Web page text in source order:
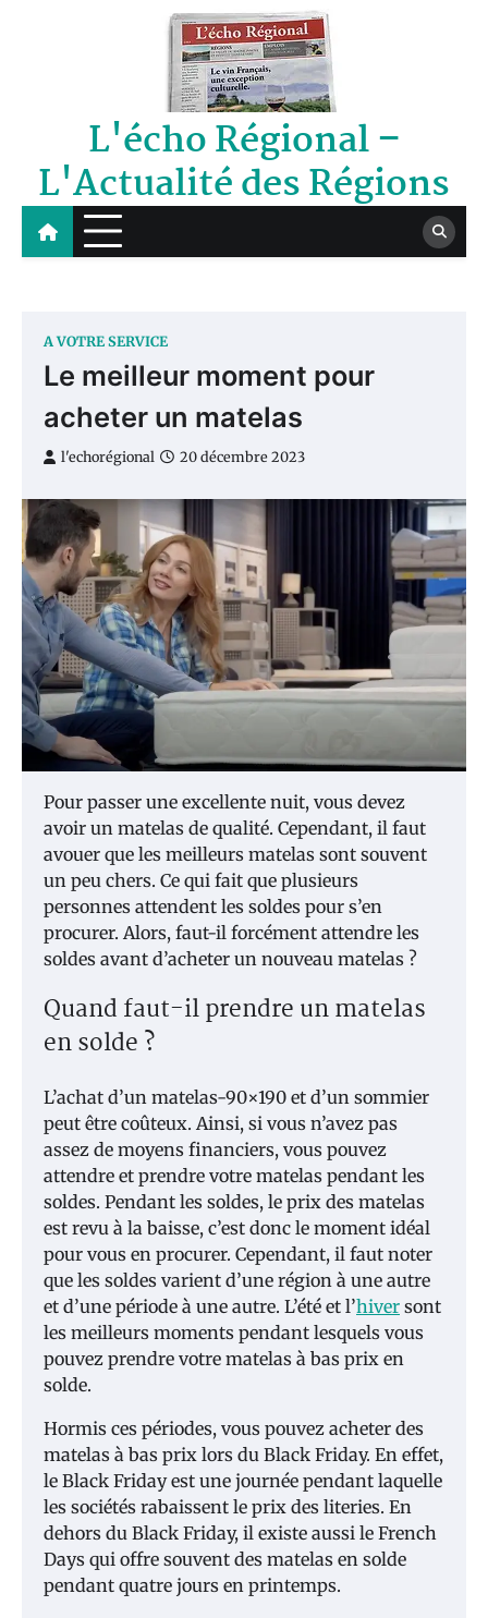
L'écho Régional –
L'Actualité des Régions
A VOTRE SERVICE
Le meilleur moment pour
acheter un matelas
l'echorégional 20 décembre 2023
Pour passer une excellente nuit, vous devez
avoir un matelas de qualité. Cependant, il faut
avouer que les meilleurs matelas sont souvent
un peu chers. Ce qui fait que plusieurs
personnes attendent les soldes pour s’en
procurer. Alors, faut-il forcément attendre les
soldes avant d’acheter un nouveau matelas ?
Quand faut-il prendre un matelas
en solde ?
L’achat d’un matelas-90×190 et d’un sommier
peut être coûteux. Ainsi, si vous n’avez pas
assez de moyens financiers, vous pouvez
attendre et prendre votre matelas pendant les
soldes. Pendant les soldes, le prix des matelas
est revu à la baisse, c’est donc le moment idéal
pour vous en procurer. Cependant, il faut noter
que les soldes varient d’une région à une autre
et d’une période à une autre. L’été et l’hiver sont
les meilleurs moments pendant lesquels vous
pouvez prendre votre matelas à bas prix en
solde.
Hormis ces périodes, vous pouvez acheter des
matelas à bas prix lors du Black Friday. En effet,
le Black Friday est une journée pendant laquelle
les sociétés rabaissent le prix des literies. En
dehors du Black Friday, il existe aussi le French
Days qui offre souvent des matelas en solde
pendant quatre jours en printemps.